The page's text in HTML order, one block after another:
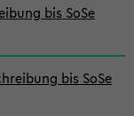
bis SoSe
bis SoSe